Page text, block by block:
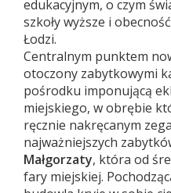
edukacyjnym, o czym
szkoły wyższe i
Łodzi.
Centralnym punktem
otoczony zabytkowymi
pośrodku imponującą
miejskiego, w obrębie
ręcznie nakręcanym
najważniejszych
Małgorzaty, która od
fary miejskiej.